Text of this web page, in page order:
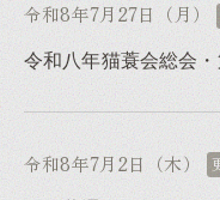
令和8年7月27日（月）
令和八年猫蓑会総会
令和8年7月2日（木）